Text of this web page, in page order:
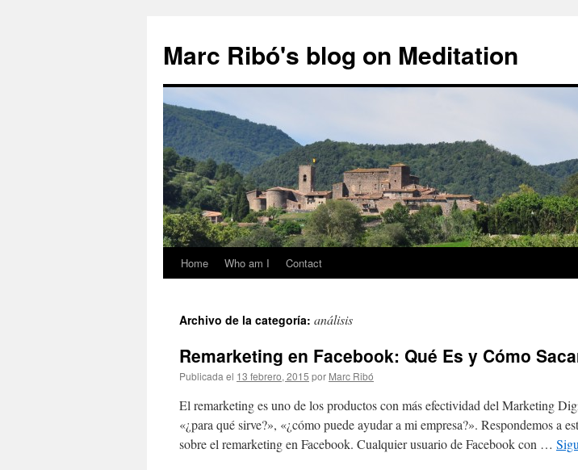
Marc Ribó's blog on Meditation
Saltar
contenido
Home Who am I Contact
Archivo de la categoría: análisis
Remarketing en Facebook: Qué Es y Cómo
Publicada el 13 febrero, 2015 por Marc Ribó
El remarketing es uno de los productos con más efectividad del Marketing
«¿para qué sirve?», «¿cómo puede ayudar a mi empresa?». Respondemos a
sobre el remarketing en Facebook. Cualquier usuario de Facebook con …